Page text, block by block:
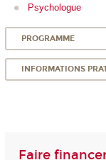
Psychologue
PROGRAMME
INFORMATIONS
Faire